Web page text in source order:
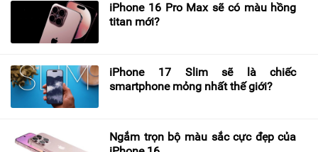
iPhone 16 Pro Max sẽ có màu hồng
titan mới?
iPhone 17 Slim sẽ là chiếc
smartphone mỏng nhất thế giới?
Ngắm trọn bộ màu sắc cực đẹp của